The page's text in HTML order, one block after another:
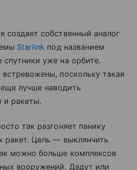
создает собственный аналог
Starlink под названием
спутники уже на орбите.
поскольку такая
лучше наводить
и ракеты.
так разгоняет панику
ракет. Цель — выклянчить
можно больше комплексов
вооружений. Дадут или